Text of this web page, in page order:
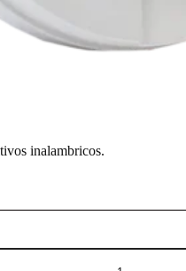
inalambricos.